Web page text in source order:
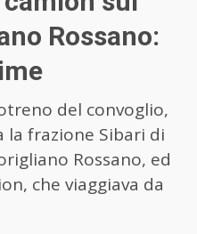
Rossano:
del convoglio,
la frazione Sibari di
Rossano, ed
che viaggiava da